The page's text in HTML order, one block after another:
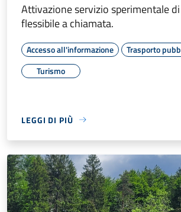
Attivazione servizio sperimentale
flessibile a chiamata.
Accesso all'informazione
Trasporto
Turismo
LEGGI DI PIÙ